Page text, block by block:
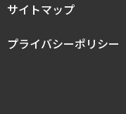
サイトマップ
プライバシーポリシー